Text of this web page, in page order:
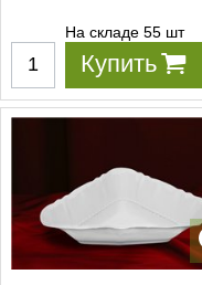
На складе 55 шт
Купить